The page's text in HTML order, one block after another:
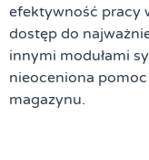
efektywność pracy
dostęp do
innymi modułami
nieoceniona
magazynu.